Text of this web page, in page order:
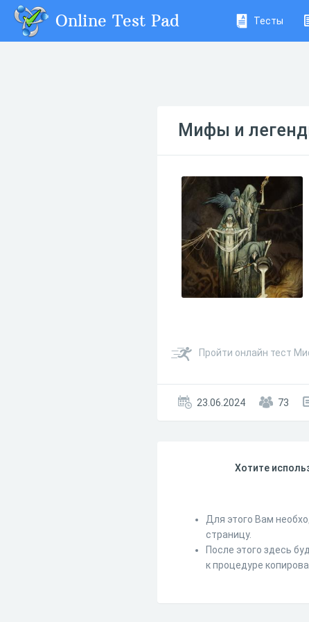
Online Test Pad Тесты
Мифы и
Пройти онлайн тест
23.06.2024 73
Хотите
Для этого Вам
страницу.
После этого здесь
к процедуре